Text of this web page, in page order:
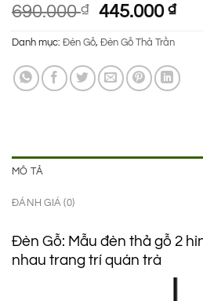
690.000₫
Giá
gốc
là:
690.000 ₫.
445.000₫Giá
là:
Danh mục: Đèn Gỗ, Đèn Gỗ Thả Trần
MÔ TẢ
ĐÁNH GIÁ (0)
Đèn Gỗ: Mẫu đèn thả gỗ 2
nhau trang trí quán trà